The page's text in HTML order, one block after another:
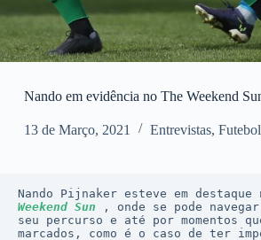
Nando em evidência no The Weekend
13 de Março, 2021 Entrevistas, Futebol
Nando Pijnaker esteve em
Weekend Sun , onde se pode
seu percurso e até por momentos
marcados, como é o caso de ter